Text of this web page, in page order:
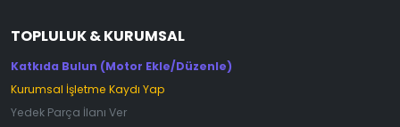
TOPLULUK & KURUMSAL
Katkıda Bulun (Motor Ekle/Düzenle)
Kurumsal İşletme Kaydı Yap
Yedek Parça İlanı Ver